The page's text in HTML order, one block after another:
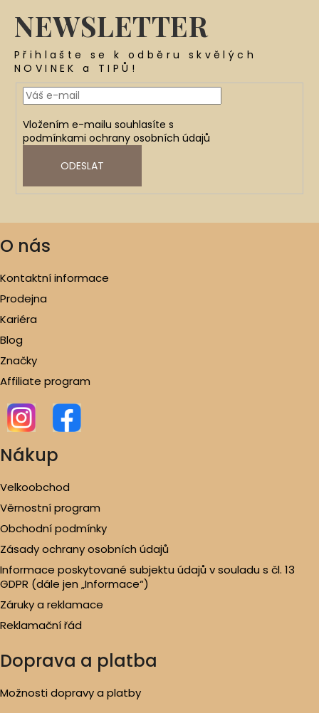
NEWSLETTER
Přihlašte se k odběru skvělých
NOVINEK a TIPŮ!
Vložením e-mailu souhlasíte s
podmínkami ochrany osobních údajů
ODESLAT
O nás
Kontaktní informace
Prodejna
Kariéra
Blog
Značky
Affiliate program
Nákup
Velkoobchod
Věrnostní program
Obchodní podmínky
Zásady ochrany osobních údajů
Informace poskytované subjektu údajů v souladu s čl. 13
GDPR (dále jen „Informace“)
Záruky a reklamace
Reklamační řád
Doprava a platba
Možnosti dopravy a platby